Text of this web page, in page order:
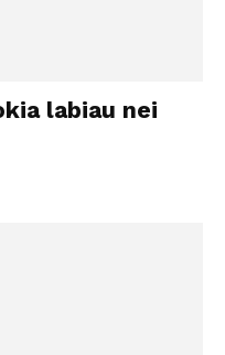
labiau nei